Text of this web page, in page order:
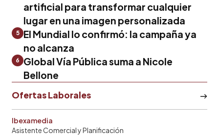
artificial para transformar cualquier
lugar en una imagen personalizada
5
El Mundial lo confirmó: la campaña ya
no alcanza
6
Global Vía Pública suma a Nicole
Bellone
Ofertas Laborales
Ibexamedia
Asistente Comercial y Planificación